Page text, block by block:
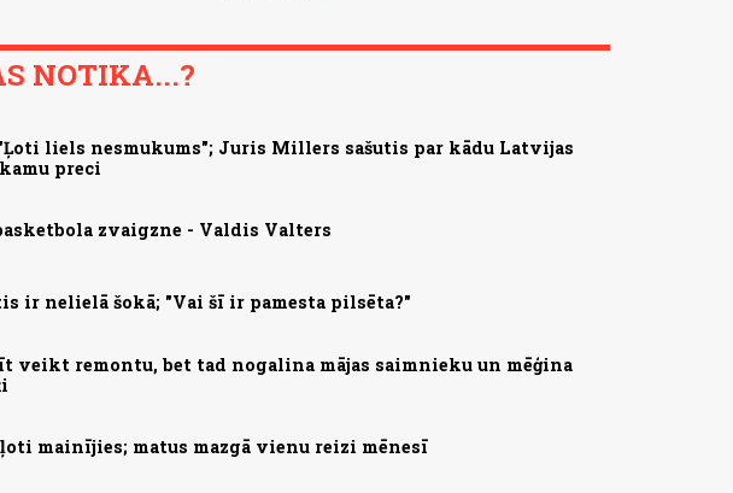
NOTIKA...?
"Ļoti liels nesmukums"; Juris Millers sašutis par kādu Latvijas
preci
zvaigzne - Valdis Valters
ir nelielā šokā; "Vai šī ir pamesta pilsēta?"
remontu, bet tad nogalina mājas saimnieku un mēģina
mainījies; matus mazgā vienu reizi mēnesī